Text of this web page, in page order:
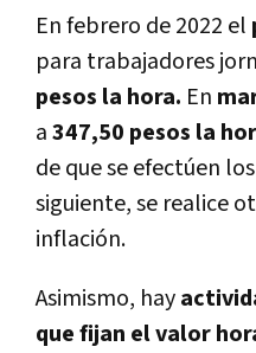
En febrero de 2022 el
para trabajadores
pesos la hora. En
a347,50 pesos la
de que se efectúen
siguiente, se realice
inflación.
Asimismo, hay
que fijan el valor